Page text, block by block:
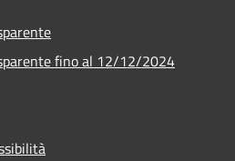
fino al 12/12/2024